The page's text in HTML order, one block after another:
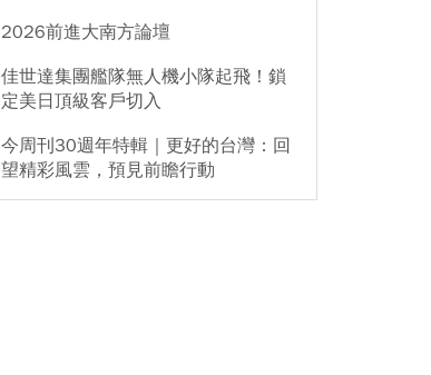
2026前進大南方論壇
佳世達集團艦隊無人機小隊起飛！鎖
定美日頂級客戶切入
今周刊30週年特輯｜更好的台灣：回
望精彩風雲，預見前瞻行動